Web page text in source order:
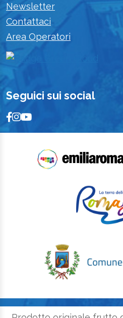
Newsletter
Contattaci
Area Operatori
Seguici sui social